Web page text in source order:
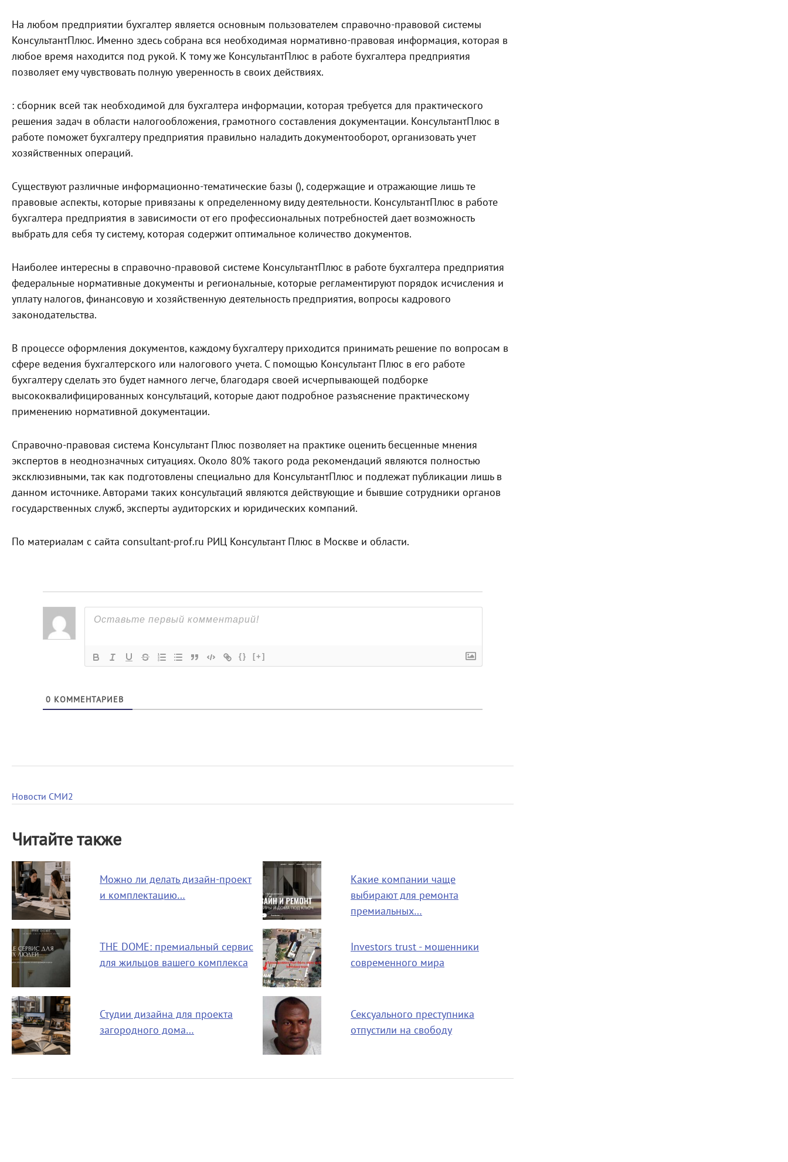
На любом предприятии бухгалтер является основным пользователем справочно-правовой системы
КонсультантПлюс. Именно здесь собрана вся необходимая нормативно-правовая информация, которая в
любое время находится под рукой. К тому же КонсультантПлюс в работе бухгалтера предприятия
позволяет ему чувствовать полную уверенность в своих действиях.
: сборник всей так необходимой для бухгалтера информации, которая требуется для практического
решения задач в области налогообложения, грамотного составления документации. КонсультантПлюс в
работе поможет бухгалтеру предприятия правильно наладить документооборот, организовать учет
хозяйственных операций.
Существуют различные информационно-тематические базы (), содержащие и отражающие лишь те
правовые аспекты, которые привязаны к определенному виду деятельности. КонсультантПлюс в работе
бухгалтера предприятия в зависимости от его профессиональных потребностей дает возможность
выбрать для себя ту систему, которая содержит оптимальное количество документов.
Наиболее интересны в справочно-правовой системе КонсультантПлюс в работе бухгалтера предприятия
федеральные нормативные документы и региональные, которые регламентируют порядок исчисления и
уплату налогов, финансовую и хозяйственную деятельность предприятия, вопросы кадрового
законодательства.
В процессе оформления документов, каждому бухгалтеру приходится принимать решение по вопросам в
сфере ведения бухгалтерского или налогового учета. С помощью Консультант Плюс в его работе
бухгалтеру сделать это будет намного легче, благодаря своей исчерпывающей подборке
высококвалифицированных консультаций, которые дают подробное разъяснение практическому
применению нормативной документации.
Справочно-правовая система Консультант Плюс позволяет на практике оценить бесценные мнения
экспертов в неоднозначных ситуациях. Около 80% такого рода рекомендаций являются полностью
эксклюзивными, так как подготовлены специально для КонсультантПлюс и подлежат публикации лишь в
данном источнике. Авторами таких консультаций являются действующие и бывшие сотрудники органов
государственных служб, эксперты аудиторских и юридических компаний.
По материалам с сайта consultant-prof.ru РИЦ Консультант Плюс в Москве и области.
{} [+]
0 КОММЕНТАРИЕВ
Новости СМИ2
Читайте также
Можно ли делать дизайн-проект
и комплектацию…
Какие компании чаще
выбирают для ремонта
премиальных…
THE DOME: премиальный сервис
для жильцов вашего комплекса
Investors trust - мошенники
современного мира
Студии дизайна для проекта
загородного дома…
Сексуального преступника
отпустили на свободу